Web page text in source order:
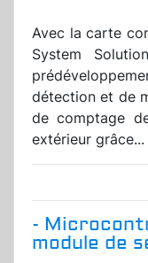
Avec la carte
System
détection et de
de comptage
extérieur grâce...
-
module de